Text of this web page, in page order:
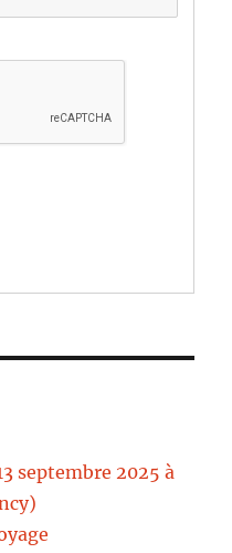
septembre 2025 à